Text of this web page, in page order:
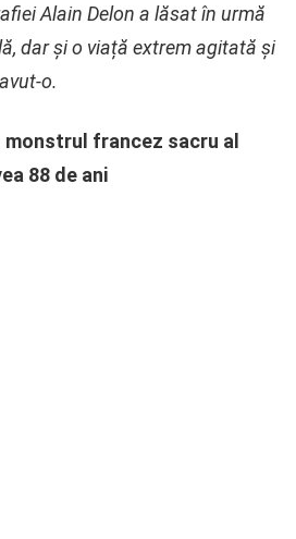
Alain Delon a lăsat în urmă
dar și o viață extrem agitată și
o.
monstrul francez sacru al
88 de ani